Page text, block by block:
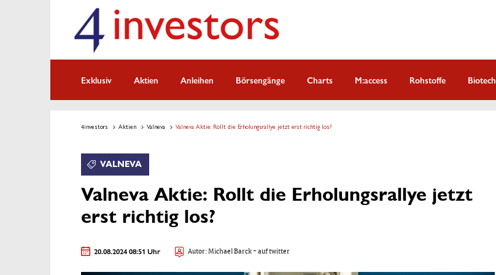
Exklusiv Aktien Anleihen Börsengänge Charts M:access Rohstoffe Biotech
4investors Aktien Valneva Valneva Aktie: Rollt die Erholungsrallye jetzt erst richtig los?
VALNEVA
Valneva Aktie: Rollt die Erholungsrallye jetzt
erst richtig los?
20.08.2024 08:51 Uhr Autor:Michael Barck- auf twitter